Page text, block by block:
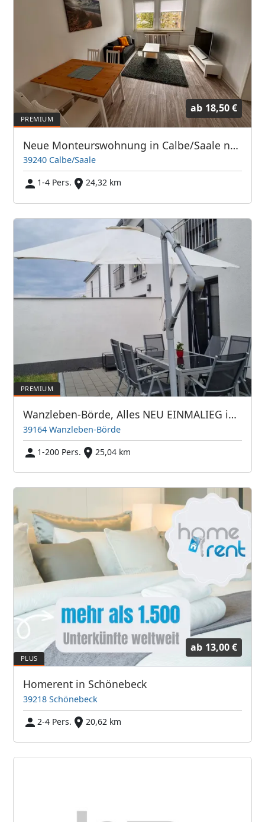
ab 18,50 €
Neue Monteurswohnung in Calbe/Saale nähe Magdeburg
39240 Calbe/Saale
1-4 Pers.
24,32 km
Wanzleben-Börde, Alles NEU EINMALIEG in der Region
39164 Wanzleben-Börde
1-200 Pers.
25,04 km
ab 13,00 €
Homerent in Schönebeck
39218 Schönebeck
2-4 Pers.
20,62 km